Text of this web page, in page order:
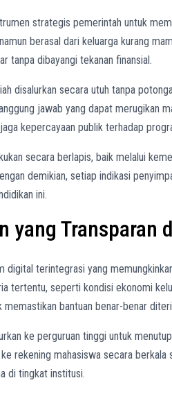
strategis pemerintah untuk
berasal dari keluarga kurang
tanpa dibayangi tekanan finansial.
disalurkan secara utuh tanpa
jawab yang dapat merugikan
kepercayaan publik terhadap
secara berlapis, baik melalui
demikian, setiap indikasi
ini.
yang Transparan
digital terintegrasi yang
tertentu, seperti kondisi ekonomi
bantuan benar-benar
ke perguruan tinggi untuk
rekening mahasiswa secara berkala
di tingkat institusi.